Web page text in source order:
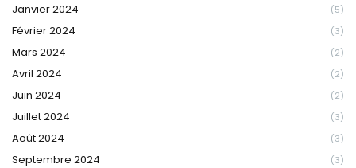
Janvier 2024 (5)
Février 2024 (3)
Mars 2024 (2)
Avril 2024 (2)
Juin 2024 (2)
Juillet 2024 (3)
Août 2024 (3)
Septembre 2024 (3)